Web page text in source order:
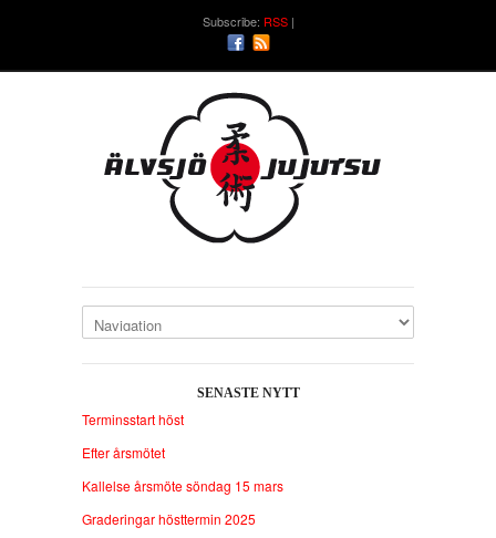
Subscribe: RSS
SENASTE NYTT
Terminsstart höst
Efter årsmötet
Kallelse årsmöte söndag 15 mars
Graderingar hösttermin 2025